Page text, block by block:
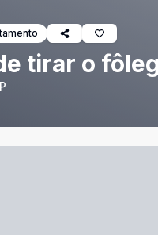
tirar o